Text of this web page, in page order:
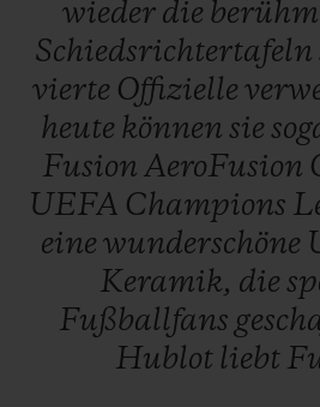
wieder die
Schiedsrichtertafeln
vierte Offizielle
heute können sie
Fusion AeroFusion
UEFA Champions
eine wunderschöne
Keramik, die
Fußballfans
Hublot liebt